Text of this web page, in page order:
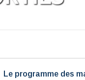
Le programme des